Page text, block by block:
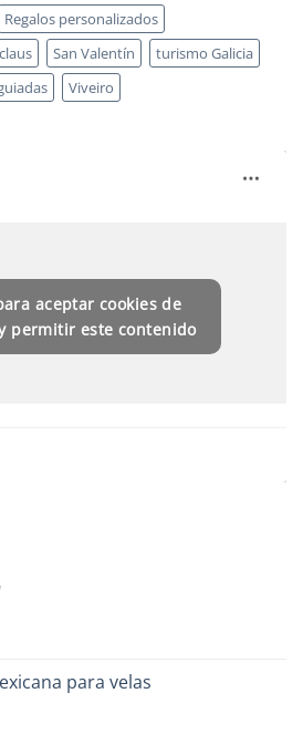
Regalos personalizados
San Valentín
turismo Galicia
Viveiro
aceptar cookies de
permitir este contenido
para velas